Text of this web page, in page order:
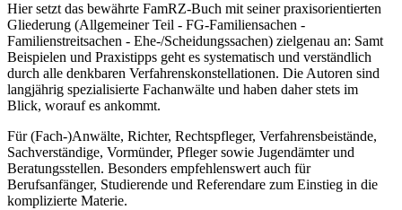
Hier setzt das bewährte FamRZ-Buch mit seiner praxisorientierten
Gliederung (Allgemeiner Teil - FG-Familiensachen -
Familienstreitsachen - Ehe-/Scheidungssachen) zielgenau an: Samt
Beispielen und Praxistipps geht es systematisch und verständlich
durch alle denkbaren Verfahrenskonstellationen. Die Autoren sind
langjährig spezialisierte Fachanwälte und haben daher stets im
Blick, worauf es ankommt.
Für (Fach-)Anwälte, Richter, Rechtspfleger, Verfahrensbeistände,
Sachverständige, Vormünder, Pfleger sowie Jugendämter und
Beratungsstellen. Besonders empfehlenswert auch für
Berufsanfänger, Studierende und Referendare zum Einstieg in die
komplizierte Materie.